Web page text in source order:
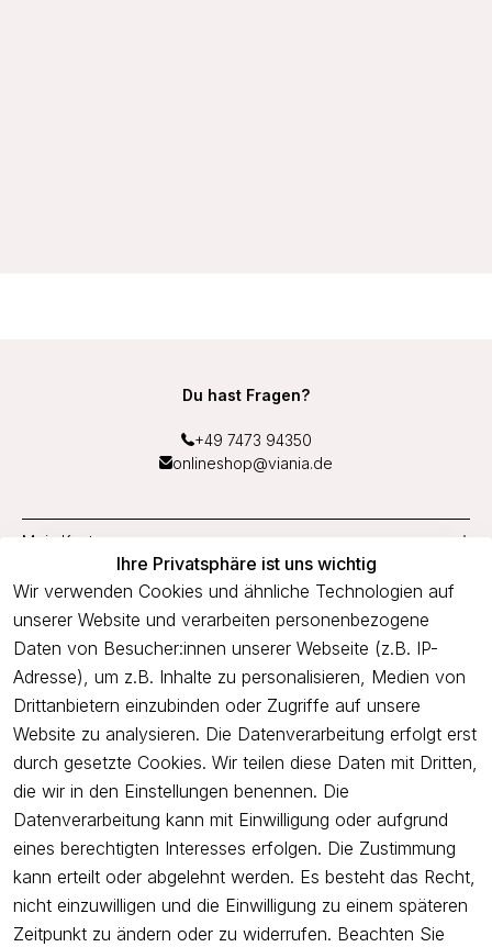
Ihre Privatsphäre ist uns wichtig
Wir verwenden Cookies und ähnliche Technologien auf
unserer Website und verarbeiten personenbezogene
Daten von Besucher:innen unserer Webseite (z.B. IP-
Adresse), um z.B. Inhalte zu personalisieren, Medien von
Drittanbietern einzubinden oder Zugriffe auf unsere
Website zu analysieren. Die Datenverarbeitung erfolgt erst
durch gesetzte Cookies. Wir teilen diese Daten mit Dritten,
die wir in den Einstellungen benennen. Die
Datenverarbeitung kann mit Einwilligung oder aufgrund
eines berechtigten Interesses erfolgen. Die Zustimmung
kann erteilt oder abgelehnt werden. Es besteht das Recht,
nicht einzuwilligen und die Einwilligung zu einem späteren
Zeitpunkt zu ändern oder zu widerrufen. Beachten Sie
Du hast Fragen?
+49 7473 94350
onlineshop@viania.de
Mein Konto
Service
Unternehmen
Newsletter
Freue dich über 5€ Rabatt bei deiner nächsten Bestellung und
profitiere von Angeboten.
Newsletter abonnieren
Ich bestätige hiermit, dass ich die Datenschutzerklärung
gelesen
habe. Ich kann meine Einwilligung jederzeit widerrufen.